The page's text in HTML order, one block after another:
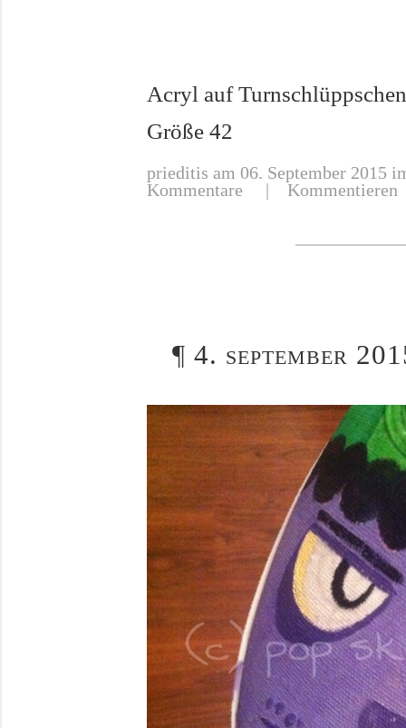
Acryl auf Turnschlüppschen
Größe 42
prieditis am 06. September 2015
Kommentare |Kommentieren
¶ 4. september